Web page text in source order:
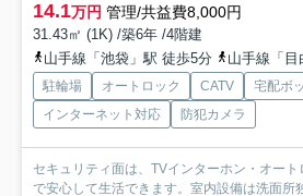
14.1万円 管理/共益費8,000円
31.43㎡ (1K) /築6年 /4階建
山手線「池袋」駅 徒歩5分
山手線「
駐輪場 オートロック CATV
宅配ボ
インターネット対応
防犯カメラ
セキュリティ面は、TVインターホン・オー
で安心して生活できます。室内設備は洗面所